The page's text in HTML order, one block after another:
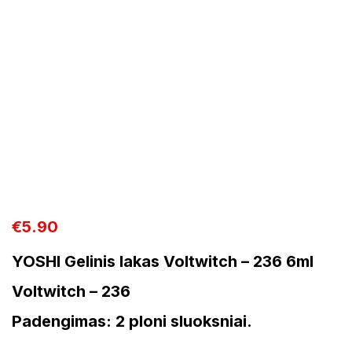
€5.90
YOSHI Gelinis lakas Voltwitch – 236 6ml
Voltwitch – 236
Padengimas: 2 ploni sluoksniai.